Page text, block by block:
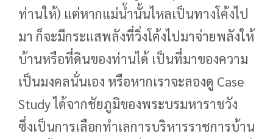
ท่านให้) แต่หากแม่น้ำนั้นไหลเป็นทางโค้งไป
มา ก็จะมีกระแสพลังที่วิ่งโค้งไปมาจ่ายพลังให้
บ้านหรือที่ดินของท่านได้ เป็นที่มาของความ
เป็นมงคลนั่นเอง หรือหากเราจะลองดู Case
Study ได้จากชัยภูมิของพระบรมหาราชวัง
ซึ่งเป็นการเลือกทำเลการบริหารราชการบ้าน